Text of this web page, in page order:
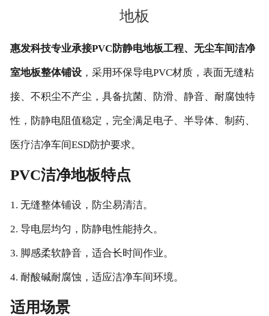
地板
惠发科技专业承接PVC防静电地板工程、无尘车间洁净
室地板整体铺设，采用环保导电PVC材质，表面无缝粘
接、不积尘不产尘，具备抗菌、防滑、静音、耐腐蚀特
性，防静电阻值稳定，完全满足电子、半导体、制药、
医疗洁净车间ESD防护要求。
PVC洁净地板特点
1. 无缝整体铺设，防尘易清洁。
2. 导电层均匀，防静电性能持久。
3. 脚感柔软静音，适合长时间作业。
4. 耐酸碱耐腐蚀，适应洁净车间环境。
适用场景